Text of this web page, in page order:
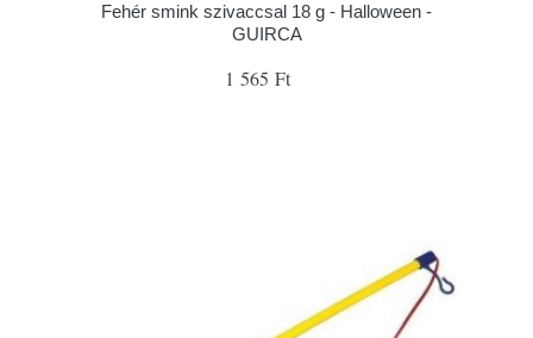
Fehér smink szivaccsal 18 g - Halloween -
GUIRCA
1 565 Ft